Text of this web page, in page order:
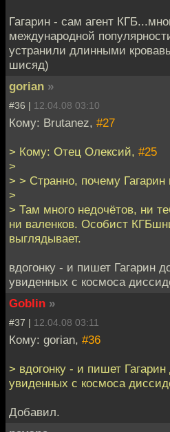
Гагарин - сам агент
международной
устранили длинными
шисяд)
gorian »
#36 | 12.04.08 03:10
Кому: Brutanez, #27
> Кому: Отец Олексий, #25
>
> > Странно, почему
>
> Там много недочётов, ни
ни валенков. Особист
выглядывает.
вдогонку - и пишет Гагарин
увиденных с космоса
Goblin »
#37 | 12.04.08 03:11
Кому: gorian, #36
> вдогонку - и пишет
увиденных с космоса
Добавил.